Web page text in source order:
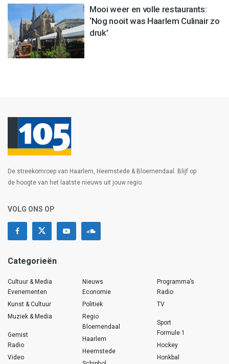
Mooi weer en volle restaurants:
‘Nog nooit was Haarlem Culinair zo
druk’
De streekomroep van Haarlem, Heemstede & Bloemendaal. Blijf op
de hoogte van het laatste nieuws uit jouw regio.
VOLG ONS OP
Categorieën
Cultuur & Media
Evenementen
Kunst & Cultuur
Muziek & Media
Gemist
Radio
Video
Nieuws
Economie
Politiek
Regio
Bloemendaal
Haarlem
Heemstede
Programma’s
Radio
TV
Sport
Formule 1
Hockey
Honkbal